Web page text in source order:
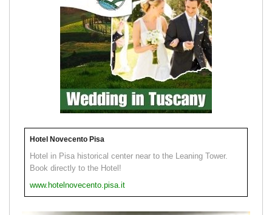
Hotel Novecento Pisa
Hotel in Pisa historical center near to the Leaning Tower.
Book directly to the Hotel!
www.hotelnovecento.pisa.it